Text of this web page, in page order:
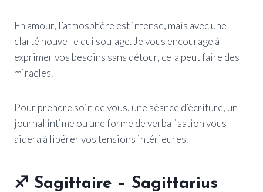
En amour, l’atmosphère est intense, mais avec une
clarté nouvelle qui soulage. Je vous encourage à
exprimer vos besoins sans détour, cela peut faire des
miracles.
Pour prendre soin de vous, une séance d’écriture, un
journal intime ou une forme de verbalisation vous
aidera à libérer vos tensions intérieures.
♐ Sagittaire – Sagittarius